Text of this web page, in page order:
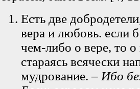
Есть две
вера и любовь. если
чем-либо о вере, то
стараясь всячески
мудрование. – Ибо